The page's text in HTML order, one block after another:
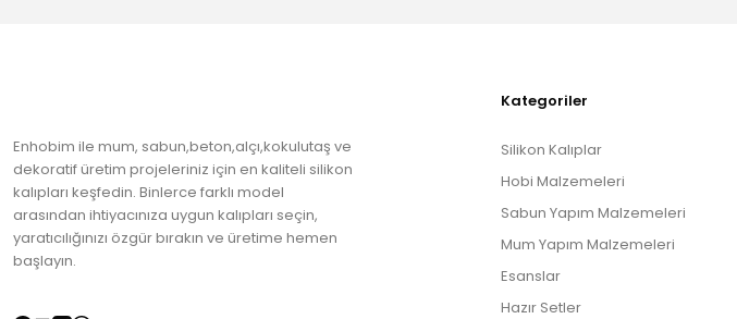
Enhobim ile mum, sabun,beton,alçı,kokulutaş ve
dekoratif üretim projeleriniz için en kaliteli silikon
kalıpları keşfedin. Binlerce farklı model
arasından ihtiyacınıza uygun kalıpları seçin,
yaratıcılığınızı özgür bırakın ve üretime hemen
başlayın.
Kategoriler
Silikon Kalıplar
Hobi Malzemeleri
Sabun Yapım Malzemeleri
Mum Yapım Malzemeleri
Esanslar
Hazır Setler